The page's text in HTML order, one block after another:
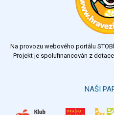
Na provozu webového portálu
Projekt je spolufinancován z
NAŠI